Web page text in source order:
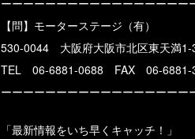
ーーーーーーーーーーーーーーーーー
【問】モーターステージ（有）
530-0044 大阪府大阪市北区東天満1-
TEL 06-6881-0688 FAX 06-6881-
ーーーーーーーーーーーーーーーーー
「最新情報をいち早くキャッチ！」